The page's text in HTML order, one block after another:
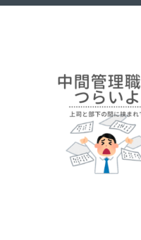
Skip